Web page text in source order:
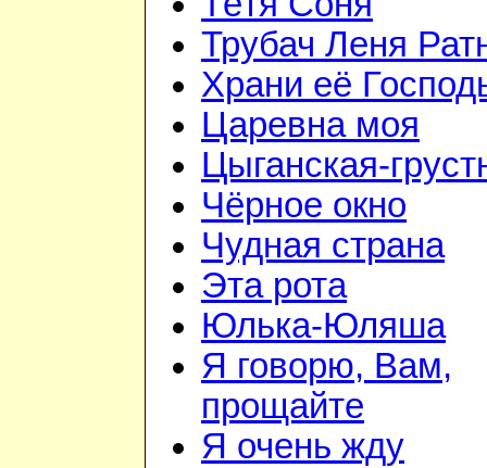
Трубач Леня
Храни её
Царевна моя
Цыганская-
Чёрное окно
Чудная страна
Эта рота
Юлька-Юляша
Я говорю, Вам,
прощайте
Я очень жду